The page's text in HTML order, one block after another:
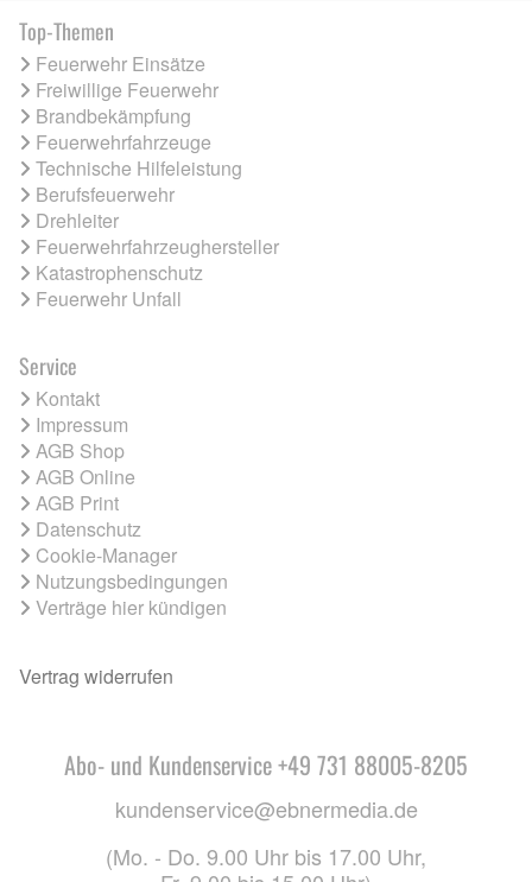
Top-Themen
Feuerwehr Einsätze
Freiwillige Feuerwehr
Brandbekämpfung
Feuerwehrfahrzeuge
Technische Hilfeleistung
Berufsfeuerwehr
Drehleiter
Feuerwehrfahrzeughersteller
Katastrophenschutz
Feuerwehr Unfall
Service
Kontakt
Impressum
AGB Shop
AGB Online
AGB Print
Datenschutz
Cookie-Manager
Nutzungsbedingungen
Verträge hier kündigen
Vertrag widerrufen
Abo- und Kundenservice +49 731 88005-8205
kundenservice@ebnermedia.de
(Mo. - Do. 9.00 Uhr bis 17.00 Uhr,